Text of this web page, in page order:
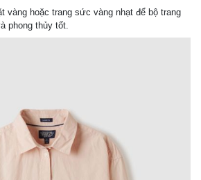
vàng hoặc trang sức vàng nhạt để bộ trang
phong thủy tốt.